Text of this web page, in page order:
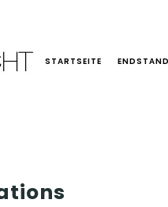
STARTSEITE ENDSTAND